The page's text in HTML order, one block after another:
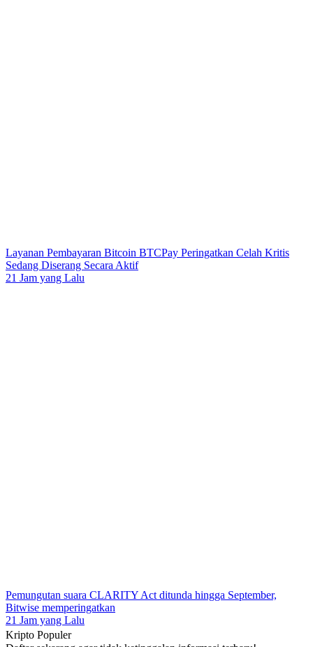
Layanan Pembayaran Bitcoin BTCPay Peringatkan Celah Kritis
Sedang Diserang Secara Aktif
21 Jam yang Lalu
Pemungutan suara CLARITY Act ditunda hingga September,
Bitwise memperingatkan
21 Jam yang Lalu
Kripto Populer